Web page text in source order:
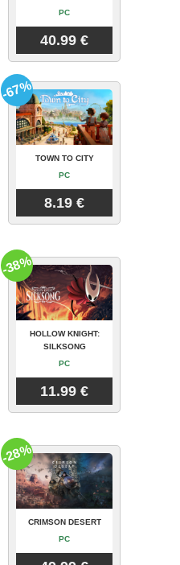
PC
40.99 €
TOWN TO CITY
PC
8.19 €
-67%
HOLLOW KNIGHT:
SILKSONG
PC
11.99 €
-38%
CRIMSON DESERT
PC
-28%